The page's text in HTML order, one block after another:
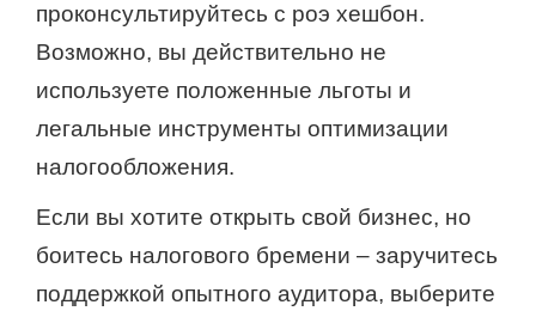
проконсультируйтесь с роэ хешбон.
Возможно, вы действительно не
используете положенные льготы и
легальные инструменты оптимизации
налогообложения.
Если вы хотите открыть свой бизнес, но
боитесь налогового бремени – заручитесь
поддержкой опытного аудитора, выберите